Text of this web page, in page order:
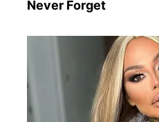
Never Forget